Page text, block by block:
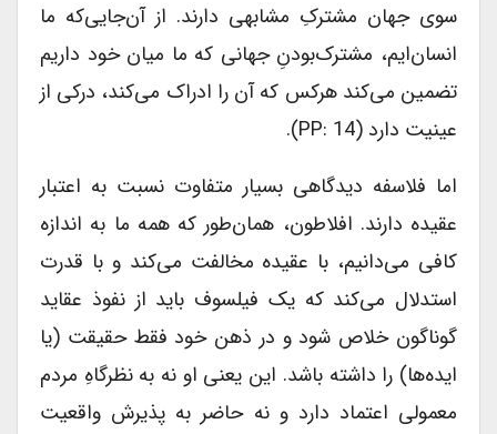
سوی جهان مشترکِ مشابهی دارند. از آن‌جایی‌که ما
انسان‌ایم، مشترک‌بودنِ جهانی که ما میان خود داریم
تضمین می‌کند هرکس که آن را ادراک می‌کند، درکی از
عینیت دارد (PP: 14).
اما فلاسفه دیدگاهی بسیار متفاوت نسبت به اعتبار
عقیده دارند. افلاطون، همان‌طور که همه ما به اندازه
کافی می‌دانیم، با عقیده مخالفت می‌کند و با قدرت
استدلال می‌کند که یک فیلسوف باید از نفوذ عقاید
گوناگون خلاص شود و در ذهن خود فقط حقیقت (یا
ایده‌ها) را داشته باشد. این یعنی او نه به نظرگاهِ مردم
معمولی اعتماد دارد و نه حاضر به پذیرش واقعیت